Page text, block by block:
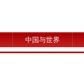
中国与世界